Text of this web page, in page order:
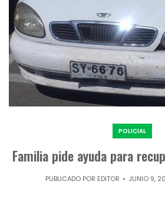
POLICIAL
Familia pide ayuda para
PUBLICADO POR EDITOR JUNIO 9,